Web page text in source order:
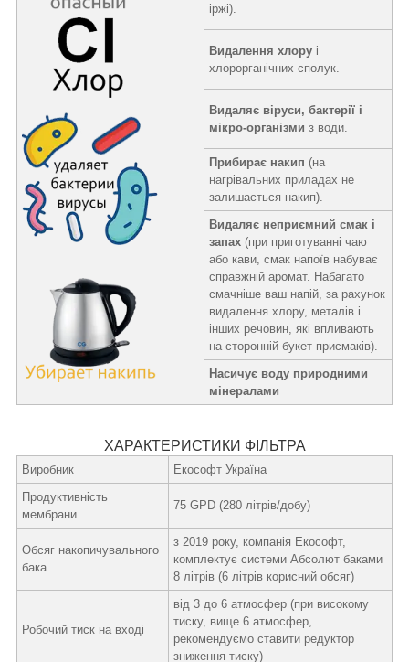
іржі).
Видалення хлору і
хлорорганічних сполук.
Видаляє віруси, бактерії і
мікро-організми з води.
Прибирає накип (на
нагрівальних приладах не
залишається накип).
Видаляє неприємний смак і
запах (при приготуванні чаю
або кави, смак напоїв набуває
справжній аромат. Набагато
смачніше ваш напій, за рахунок
видалення хлору, металів і
інших речовин, які впливають
на сторонній букет присмаків).
Насичує воду природними
мінералами
ХАРАКТЕРИСТИКИ ФІЛЬТРА
Виробник
Екософт Україна
Продуктивність
мембрани
75 GPD (280 літрів/добу)
Обсяг накопичувального
бака
з 2019 року, компанія Екософт,
комплектує системи Абсолют баками
8 літрів (6 літрів корисний обсяг)
Робочий тиск на вході
від 3 до 6 атмосфер (при високому
тиску, вище 6 атмосфер,
рекомендуємо ставити редуктор
зниження тиску)